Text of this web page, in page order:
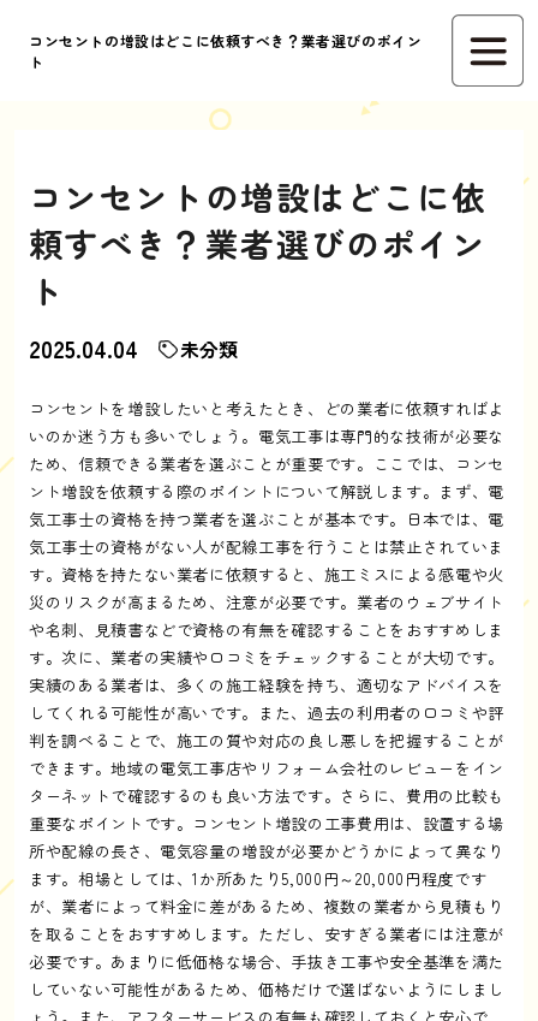
コンセントの増設はどこに依頼すべき？業者選びのポイン
ト
コンセントの増設はどこに依
頼すべき？業者選びのポイン
ト
2025.04.04 未分類
コンセントを増設したいと考えたとき、どの業者に依頼すればよ
いのか迷う方も多いでしょう。電気工事は専門的な技術が必要な
ため、信頼できる業者を選ぶことが重要です。ここでは、コンセ
ント増設を依頼する際のポイントについて解説します。まず、電
気工事士の資格を持つ業者を選ぶことが基本です。日本では、電
気工事士の資格がない人が配線工事を行うことは禁止されていま
す。資格を持たない業者に依頼すると、施工ミスによる感電や火
災のリスクが高まるため、注意が必要です。業者のウェブサイト
や名刺、見積書などで資格の有無を確認することをおすすめしま
す。次に、業者の実績や口コミをチェックすることが大切です。
実績のある業者は、多くの施工経験を持ち、適切なアドバイスを
してくれる可能性が高いです。また、過去の利用者の口コミや評
判を調べることで、施工の質や対応の良し悪しを把握することが
できます。地域の電気工事店やリフォーム会社のレビューをイン
ターネットで確認するのも良い方法です。さらに、費用の比較も
重要なポイントです。コンセント増設の工事費用は、設置する場
所や配線の長さ、電気容量の増設が必要かどうかによって異なり
ます。相場としては、1か所あたり5,000円～20,000円程度です
が、業者によって料金に差があるため、複数の業者から見積もり
を取ることをおすすめします。ただし、安すぎる業者には注意が
必要です。あまりに低価格な場合、手抜き工事や安全基準を満た
していない可能性があるため、価格だけで選ばないようにしまし